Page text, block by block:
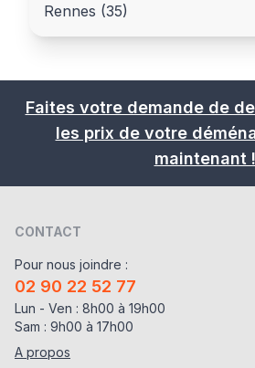
Rennes (35)
Faites votre demande de
les prix de votre
maintenant !
CONTACT
Pour nous joindre :
02 90 22 52 77
Lun - Ven : 8h00 à 19h00
Sam : 9h00 à 17h00
A propos